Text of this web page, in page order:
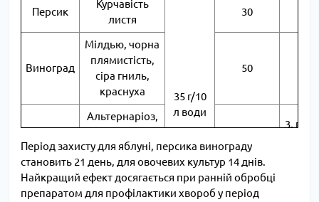
35 г/10
л води
Персик
Курчавість
листя
30
Виноград
Мілдью, чорна
плямистість,
сіра гниль,
краснуха
50
Томати,
картопля
Альтернаріоз,
фітофтороз,
плямистість
листя
3,
Сіря гниль,
Період захисту для яблуні, персика винограду
становить 21 день, для овочевих культур 14 днів.
Найкращий ефект досягається при ранній обробці
препаратом для профілактики хвороб у період